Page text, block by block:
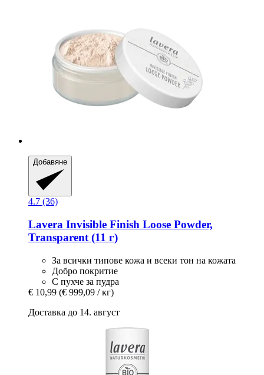
Добавяне
4.7 (36)
Lavera Invisible Finish Loose Powder,
Transparent (11 г)
За всички типове кожа и всеки тон на кожата
Добро покритие
С пухче за пудра
€ 10,99 (€ 999,09 / кг)
Доставка до 14. август